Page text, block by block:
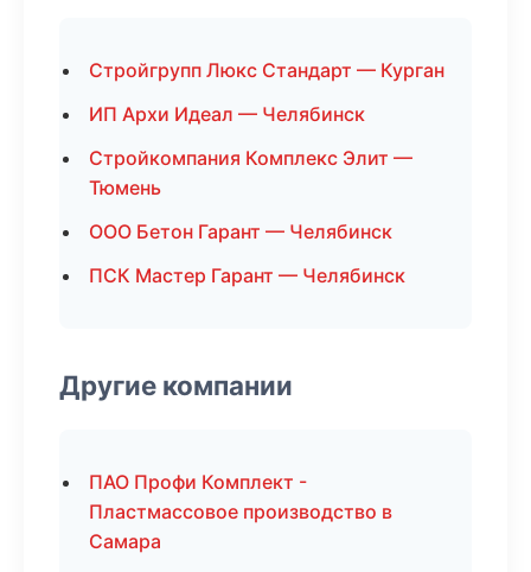
Стройгрупп Люкс Стандарт — Курган
ИП Архи Идеал — Челябинск
Стройкомпания Комплекс Элит —
Тюмень
ООО Бетон Гарант — Челябинск
ПСК Мастер Гарант — Челябинск
Другие компании
ПАО Профи Комплект -
Пластмассовое производство в
Самара